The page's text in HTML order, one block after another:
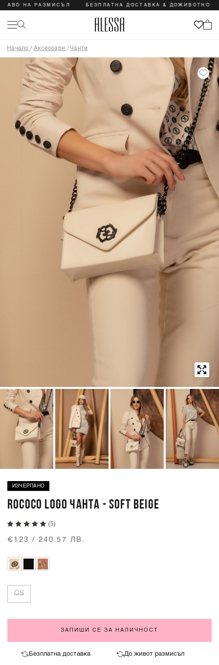
РАЗМИСЪЛ БЕЗПЛАТНА ДОСТАВКА & ДОЖИВОТНО ПРАВО
Начало / Аксесоари / Чанти
ИЗЧЕРПАНО
ROCOCO LOGO ЧАНТА - SOFT BEIGE
(5)
€123 / 240.57 ЛВ.
OS
ЗАПИШИ СЕ ЗА НАЛИЧНОСТ
Безплатна доставка До живот размисъл